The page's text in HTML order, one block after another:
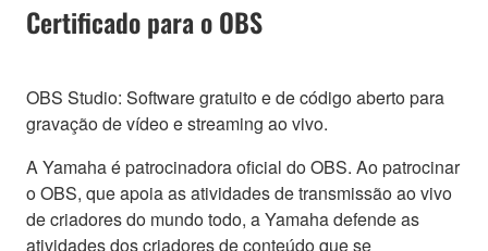
Certificado para o OBS
OBS Studio: Software gratuito e de código aberto para
gravação de vídeo e streaming ao vivo.
A Yamaha é patrocinadora oficial do OBS. Ao patrocinar
o OBS, que apoia as atividades de transmissão ao vivo
de criadores do mundo todo, a Yamaha defende as
atividades dos criadores de conteúdo que se